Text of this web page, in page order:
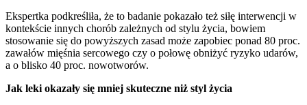
Ekspertka podkreśliła, że to badanie pokazało też siłę interwencji w
kontekście innych chorób zależnych od stylu życia, bowiem
stosowanie się do powyższych zasad może zapobiec ponad 80 proc.
zawałów mięśnia sercowego czy o połowę obniżyć ryzyko udarów,
a o blisko 40 proc. nowotworów.
Jak leki okazały się mniej skuteczne niż styl życia